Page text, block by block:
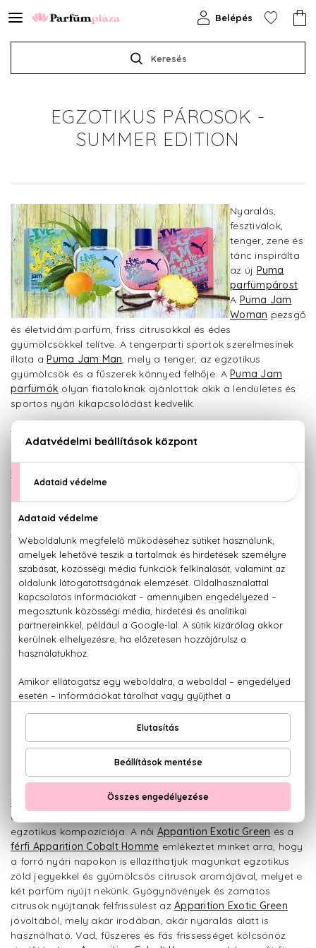
Keresés
Belépés
EGZOTIKUS PÁROSOK -
SUMMER EDITION
Nyaralás,
fesztiválok,
tenger, zene és
tánc inspirálta
az új Puma
parfümpárost.
A Puma Jam
Woman pezsgő
és életvidám parfüm, friss citrusokkal és édes
gyümölcsökkel telítve. A tengerparti sportok szerelmesinek
illata aPuma Jam Man, mely a tenger, az egzotikus
gyümölcsök és a fűszerek könnyed felhője. A Puma Jam
parfümök olyan fiataloknak ajánlottak akik a lendületes és
sportos nyári kikapcsolódást kedvelik.
A laza városi sikk és
sportos elegancia illata,
Man parfümök
limitált változata a
melegebb hónapokra
készült. A Mexx Woman
Summer Edition
érzéki, köszönhető a
friss citrusoknak és
fűszereknek, melyek eleganciát kölcsönöznek viselőjüknek,
míg a az édes gyümölcsök a krémes virágokkal érzéki
akkorddá válnak. Ciprusos-gyümölcsös jegyeinek
köszönhetően a Mexx Man Summer Editionegyszerre nyújt
friss és elegáns érzetet, a parfüm összetevői között szerepel
fahéj, csillagánizs, citrom, alma és trópusi gyümölcsök.
Emanuel Ungaro
két új illata jelent meg, melyek a zöldes
aromák, friss citrusok, szépséges virágok és gyümölcsök
egzotikus kompozíciója. A női Apparition Exotic Green és a
férfi Apparition Cobalt Homme emlékeztet minket arra, hogy
a forró nyári napokon is ellazíthatjuk magunkat egzotikus
zöld jegyekkel és gyümölcsös citrusok aromájával, melyet e
két parfüm nyújt nekünk. Gyógynövények és zamatos
citrusok nyújtanak felfrissülést az Apparition Exotic Green
jóvoltából, mely akár irodában, akár nyaralás alatt is
használható. Vad, fűszeres és fás frissességet kölcsönöz